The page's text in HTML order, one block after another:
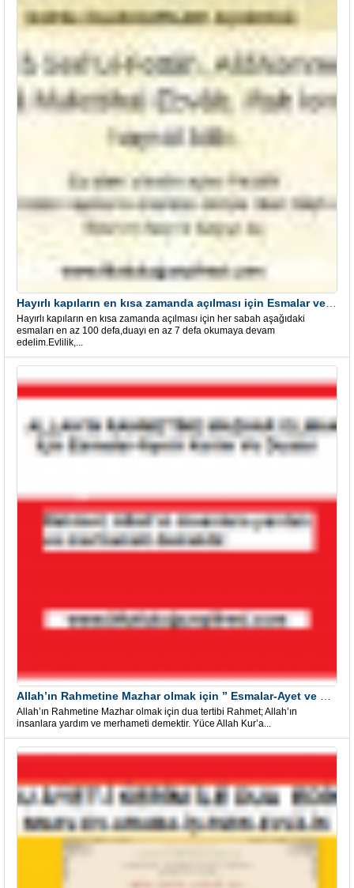
Hayırlı kapıların en kısa zamanda açılması için her sabah aşağıdaki
esmaları en az 100 defa,duayı en az 7 defa okumaya devam
edelim.Evlilik,...
Allah’ın Rahmetine Mazhar olmak için dua tertibi Rahmet; Allah’ın
insanlara yardım ve merhameti demektir. Yüce Allah Kur’a...